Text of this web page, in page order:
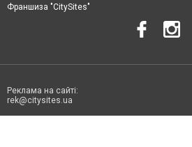
Франшиза "CitySites"
Реклама на сайті:
rek@citysites.ua